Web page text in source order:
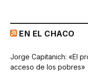
EN EL CHACO
Jorge Capitanich: «El
acceso de los pobres»